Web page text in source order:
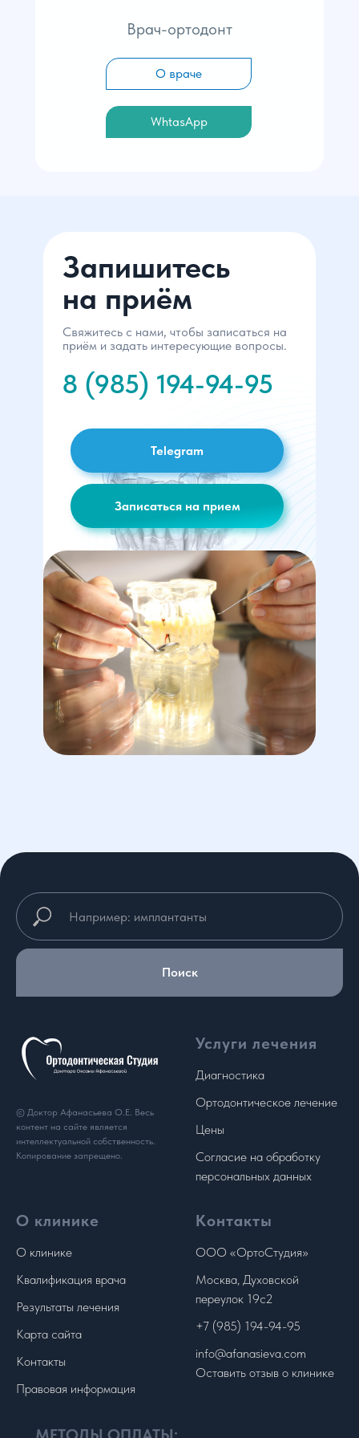
О враче
WhtasApp
Врач-ортодонт
Запишитесь
на приём
Свяжитесь с нами, чтобы записаться на
приём и задать интересующие вопросы.
8 (985) 194-94-95
Telegram
Записаться на прием
Поиск
© Доктор Афанасьева О.Е. Весь
контент на сайте является
интеллектуальной собственность.
Копирование запрещено.
Услуги лечения
Диагностика
Ортодонтическое лечение
Цены
Согласие на обработку
персональных данных
О клинике
О клинике
Квалификация врача
Результаты лечения
Карта сайта
Контакты
Правовая информация
Контакты
ООО «ОртоСтудия»
Москва, Духовской
переулок 19с2
+7 (985) 194-94-95
info@afanasieva.com
Оставить отзыв о клинике